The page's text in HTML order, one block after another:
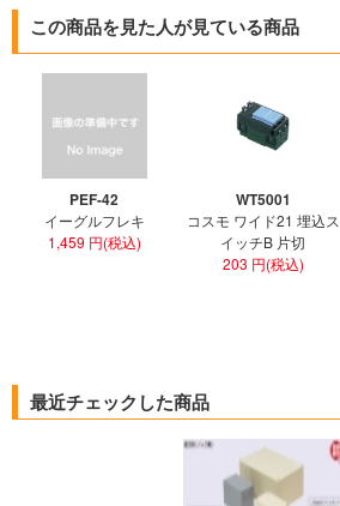
この商品を見た人が見ている商品
PEF-42
イーグルフレキ
1,459 円(税込)
WT5001
コスモ ワイド21 埋込ス
イッチB 片切
203 円(税込)
最近チェックした商品